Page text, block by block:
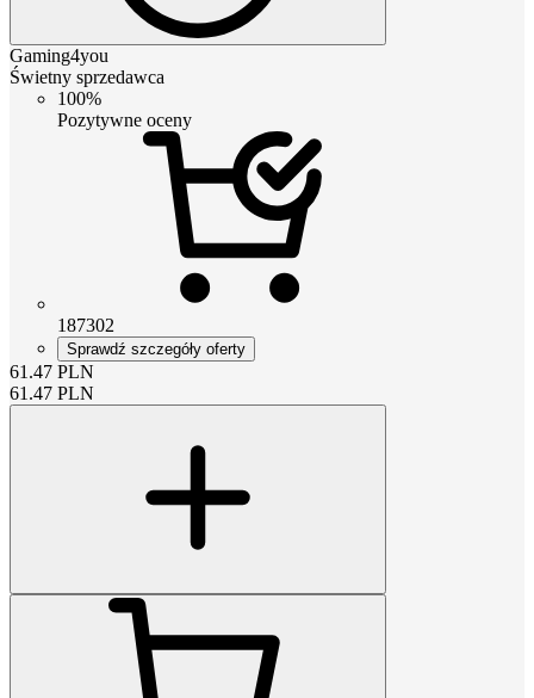
Gaming4you
Świetny sprzedawca
100%
Pozytywne oceny
187302
Sprawdź szczegóły oferty
61.47 PLN
61.47 PLN